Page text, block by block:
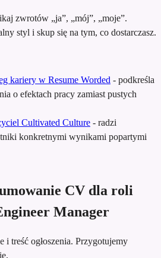
zwrotów „ja”, „mój”, „moje”.
styl i skup się na tym, co dostarczasz.
kariery w Resume Worded - podkreśla
o efektach pracy zamiast pustych
Cultivated Culture - radzi
konkretnymi wynikami popartymi
CV dla roli
Manager
i treść ogłoszenia. Przygotujemy